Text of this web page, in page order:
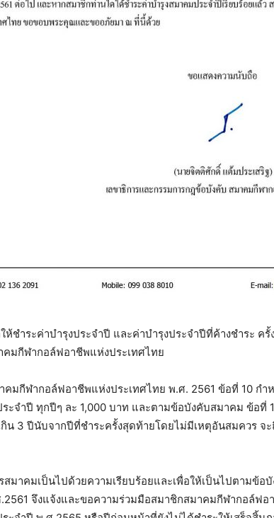
ห้ชำระค่าบำรุงประจำปี และค่าบำรุงประจำปีที่ค้างชำระ ครั้
คมกีฬากอล์ฟอาชีพแห่งประเทศไทย
มกีฬากอล์ฟอาชีพแห่งประเทศไทย พ.ศ. 2561 ข้อที่ 10 ก
ะจำปี ทุกปีๆ ละ 1,000 บาท และตามข้อบังคับสมาคม ข้อที่
น 3 ปีนับจากปีที่ชำระครั้งสุดท้ายโดยไม่มีเหตุอันสมควร จ
สมาคมเป็นไปด้วยความเรียบร้อยและเพื่อให้เป็นไปตามข้
จึงแจ้งและขอความร่วมมือสมาชิกสมาคมกีฬากอล์ฟอ